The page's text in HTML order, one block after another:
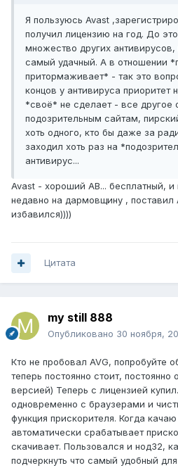
Я пользуюсь Avast
получил лицензию на год. До
множество других
самый удачный. А в отношении
притормаживает* - так это
концов у антивируса приоритет
*своё* не сделает - все другое
подозрительным сайтам,
хоть одного, кто бы даже за
заходил хоть раз на
антивирус...
Avast - хороший АВ... бесплатный, и
недавно на дармовщину , поставил
избавился))))
Цитата
my still 888
Опубликовано 30 ноября,
Кто не пробовал AVG, попробуйте
теперь постоянно стоит, постоянно
версией) Теперь с лицензией
одновременно с браузерами и
функция прискорителя. Когда
автоматически срабатывает
скачивает. Пользовался и нод32,
подчеркнуть что самый удобный